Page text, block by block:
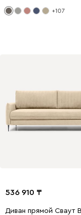
+107
536 910
Диван прямой Сваут